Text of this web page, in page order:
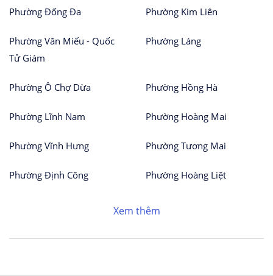
Phường Đống Đa Phường Kim Liên
Phường Văn Miếu - Quốc
Tử Giám
Phường Láng
Phường Ô Chợ Dừa Phường Hồng Hà
Phường Lĩnh Nam Phường Hoàng Mai
Phường Vĩnh Hưng Phường Tương Mai
Phường Định Công Phường Hoàng Liệt
Xem thêm